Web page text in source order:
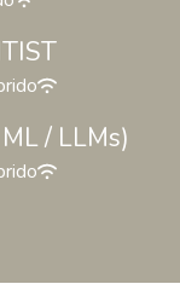
/ LLMs)